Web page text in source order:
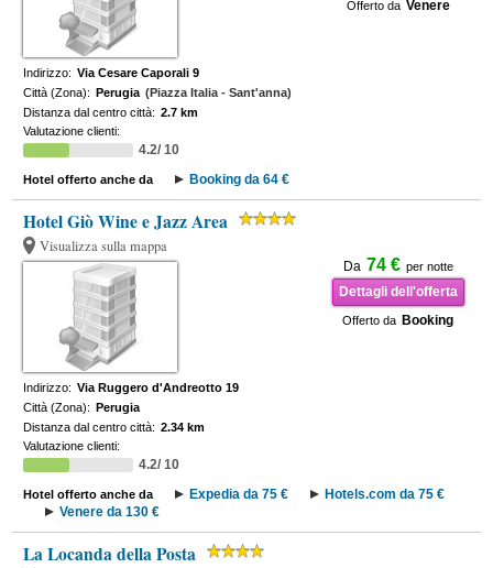
Offerto da Venere
Indirizzo: Via Cesare Caporali 9
Città (Zona): Perugia (Piazza Italia - Sant'anna)
Distanza dal centro città: 2.7 km
Valutazione clienti:
4.2/ 10
Hotel offerto anche da Booking da 64 €
Hotel Giò Wine e Jazz Area
Visualizza sulla mappa
Da 74 € per notte
Dettagli dell'offerta
Offerto da Booking
Indirizzo: Via Ruggero d'Andreotto 19
Città (Zona): Perugia
Distanza dal centro città: 2.34 km
Valutazione clienti:
4.2/ 10
Hotel offerto anche da Expedia da 75 €
Hotels.com da 75 €
Venere da 130 €
La Locanda della Posta